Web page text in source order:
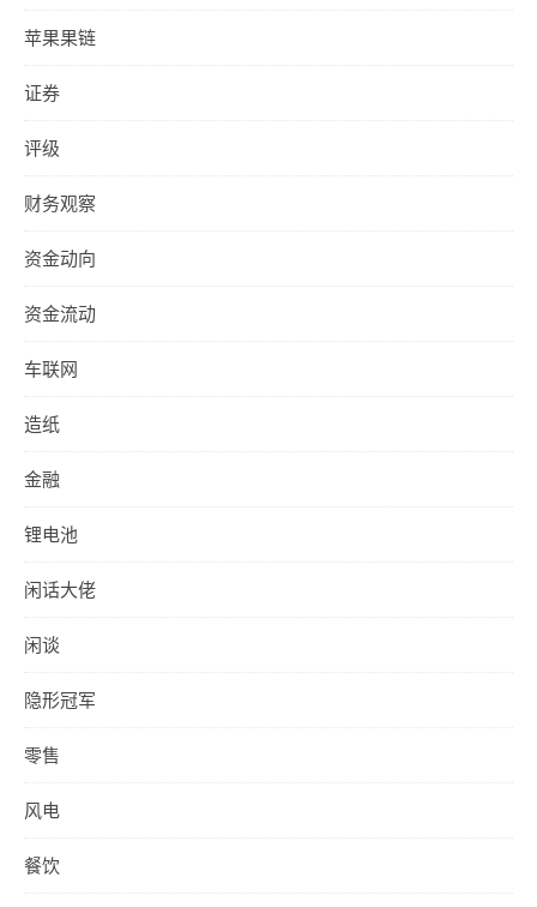
苹果果链
证券
评级
财务观察
资金动向
资金流动
车联网
造纸
金融
锂电池
闲话大佬
闲谈
隐形冠军
零售
风电
餐饮